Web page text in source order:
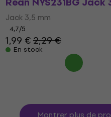
Jack 3,5 mm
4,7/5
1,99 €2,29 €
En stock